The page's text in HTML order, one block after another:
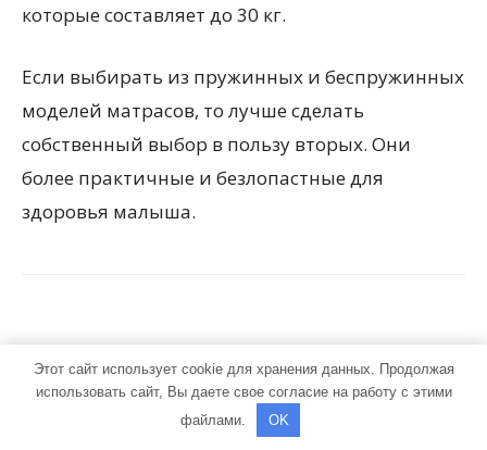
которые составляет до 30 кг.
Если выбирать из пружинных и беспружинных
моделей матрасов, то лучше сделать
собственный выбор в пользу вторых. Они
более практичные и безлопастные для
здоровья малыша.
Этот сайт использует cookie для хранения данных. Продолжая
использовать сайт, Вы даете свое согласие на работу с этими
файлами.
OK